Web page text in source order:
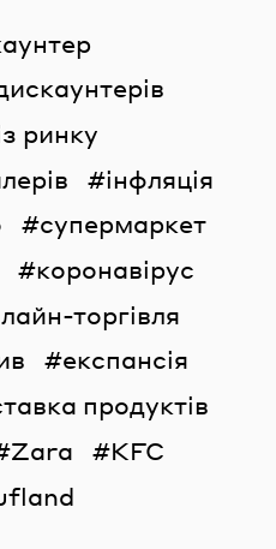
ринку
інфляція
супермаркет
коронавірус
торгівля
експансія
продуктів
Zara
KFC